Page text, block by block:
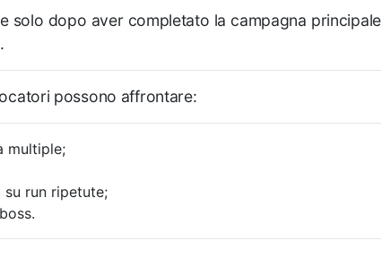
solo dopo aver completato la campagna principale
.
possono affrontare:
multiple;
su run ripetute;